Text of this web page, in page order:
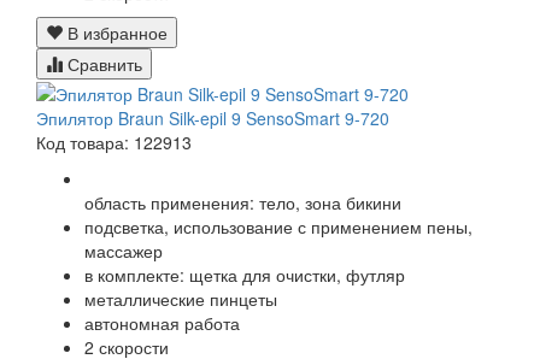
В избранное
Сравнить
Эпилятор Braun Silk-epil 9 SensoSmart 9-720
Код товара: 122913
область применения: тело, зона бикини
подсветка, использование с применением пены,
массажер
в комплекте: щетка для очистки, футляр
металлические пинцеты
автономная работа
2 скорости